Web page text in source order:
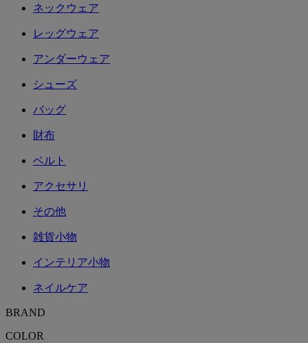
ネックウェア
レッグウェア
アンダーウェア
シューズ
バッグ
財布
ベルト
アクセサリ
その他
雑貨小物
インテリア小物
ネイルケア
BRAND
COLOR